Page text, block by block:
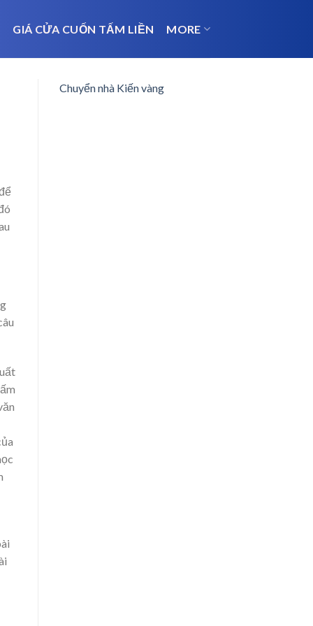
GIÁ CỬA CUỐN TẤM LIỀN MORE
Chuyển nhà Kiến vàng